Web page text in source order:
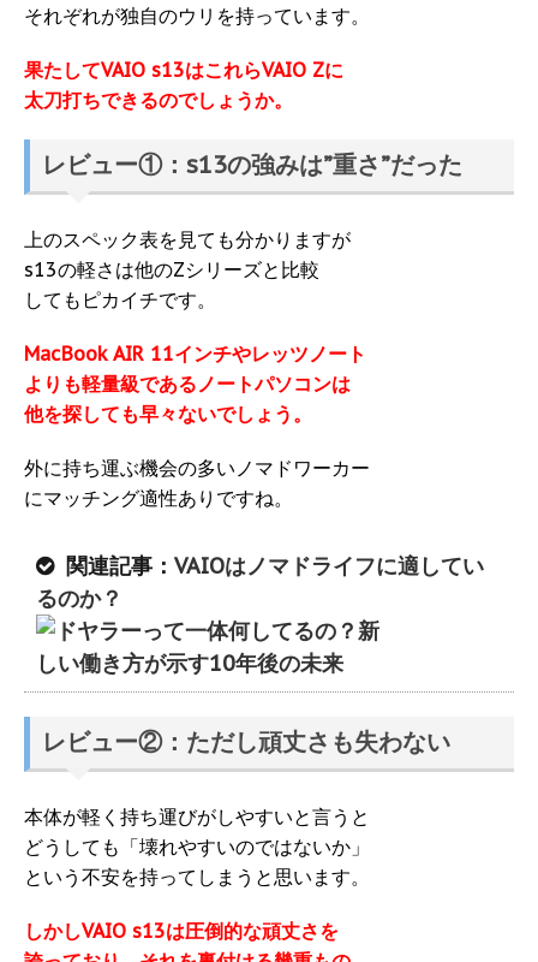
それぞれが独自のウリを持っています。
果たしてVAIO s13はこれらVAIO Zに
太刀打ちできるのでしょうか。
レビュー①：s13の強みは”重さ”だった
上のスペック表を見ても分かりますが
s13の軽さは他のZシリーズと比較
してもピカイチです。
MacBook AIR 11インチやレッツノート
よりも軽量級であるノートパソコンは
他を探しても早々ないでしょう。
外に持ち運ぶ機会の多いノマドワーカー
にマッチング適性ありですね。
関連記事： VAIOはノマドライフに適してい
るのか？
レビュー②：ただし頑丈さも失わない
本体が軽く持ち運びがしやすいと言うと
どうしても「壊れやすいのではないか」
という不安を持ってしまうと思います。
しかしVAIO s13は圧倒的な頑丈さを